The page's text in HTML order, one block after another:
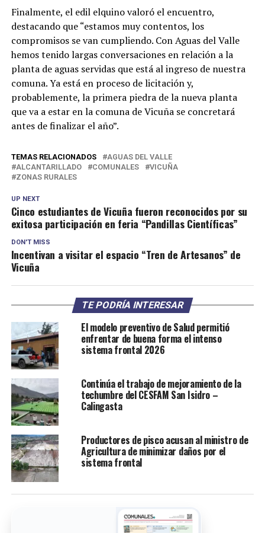
Finalmente, el edil elquino valoró el encuentro,
destacando que “estamos muy contentos, los
compromisos se van cumpliendo. Con Aguas del Valle
hemos tenido largas conversaciones en relación a la
planta de aguas servidas que está al ingreso de nuestra
comuna. Ya está en proceso de licitación y,
probablemente, la primera piedra de la nueva planta
que va a estar en la comuna de Vicuña se concretará
antes de finalizar el año”.
TEMAS RELACIONADOS
AGUAS DEL VALLE
ALCANTARILLADO
COMUNALES
VICUÑA
ZONAS RURALES
UP NEXT
Cinco estudiantes de Vicuña fueron reconocidos por su
exitosa participación en feria “Pandillas Científicas”
DON'T MISS
Incentivan a visitar el espacio “Tren de Artesanos” de
Vicuña
TE PODRÍA INTERESAR
El modelo preventivo de Salud permitió
enfrentar de buena forma el intenso
sistema frontal 2026
Continúa el trabajo de mejoramiento de la
techumbre del CESFAM San Isidro –
Calingasta
Productores de pisco acusan al ministro de
Agricultura de minimizar daños por el
sistema frontal